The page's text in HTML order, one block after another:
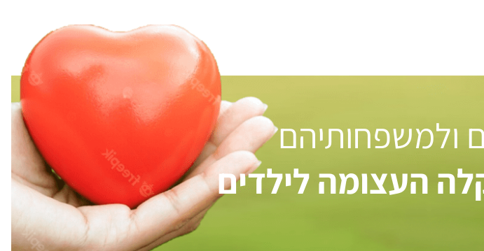
ולמשפחותיהם
העצומה לילדים